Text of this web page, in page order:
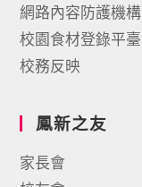
網路內容防護機構
校園食材登錄平臺
校務反映
鳳新之友
家長會